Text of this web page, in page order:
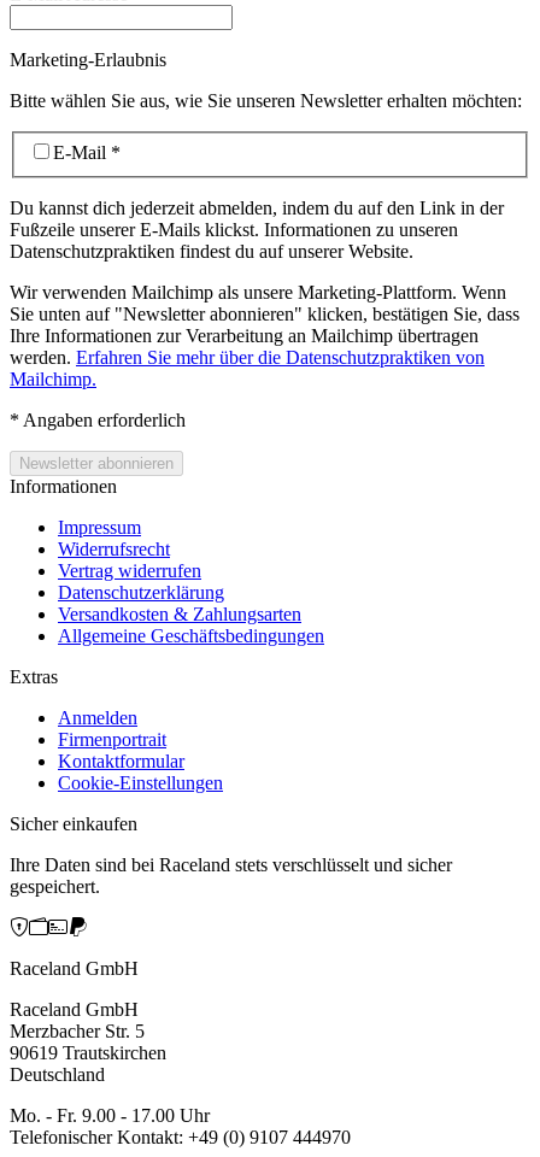
Marketing-Erlaubnis
Bitte wählen Sie aus, wie Sie unseren Newsletter erhalten möchten:
E-Mail *
Du kannst dich jederzeit abmelden, indem du auf den Link in der
Fußzeile unserer E-Mails klickst. Informationen zu unseren
Datenschutzpraktiken findest du auf unserer Website.
Wir verwenden Mailchimp als unsere Marketing-Plattform. Wenn
Sie unten auf "Newsletter abonnieren" klicken, bestätigen Sie, dass
Ihre Informationen zur Verarbeitung an Mailchimp übertragen
werden. Erfahren Sie mehr über die Datenschutzpraktiken von
Mailchimp.
* Angaben erforderlich
Informationen
Impressum
Widerrufsrecht
Vertrag widerrufen
Datenschutzerklärung
Versandkosten & Zahlungsarten
Allgemeine Geschäftsbedingungen
Extras
Anmelden
Firmenportrait
Kontaktformular
Cookie-Einstellungen
Sicher einkaufen
Ihre Daten sind bei Raceland stets verschlüsselt und sicher
gespeichert.
Raceland GmbH
Raceland GmbH
Merzbacher Str. 5
90619 Trautskirchen
Deutschland
Mo. - Fr. 9.00 - 17.00 Uhr
Telefonischer Kontakt: +49 (0) 9107 444970